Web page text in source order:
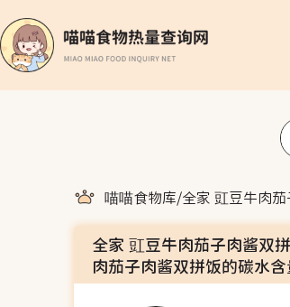
喵喵食物库/全家 豇豆牛肉
全家 豇豆牛肉茄子肉酱双
肉茄子肉酱双拼饭的碳水含